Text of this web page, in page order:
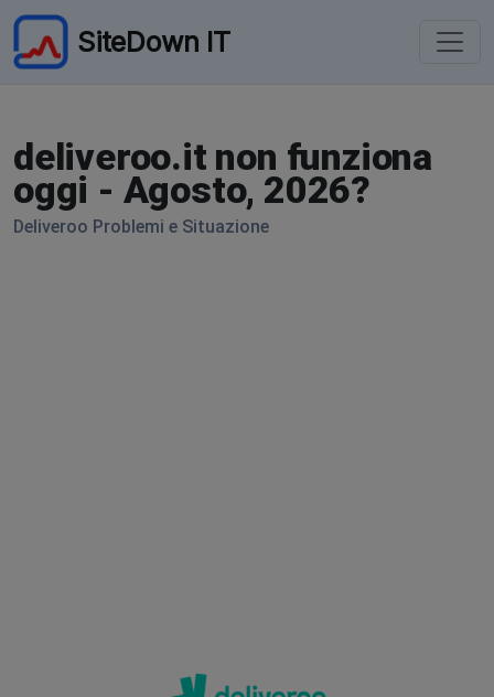
SiteDown IT
deliveroo.it non funziona
oggi - Agosto, 2026?
Deliveroo Problemi e Situazione